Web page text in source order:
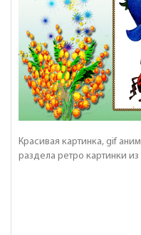
Красивая картинка, gif
раздела ретро картинки